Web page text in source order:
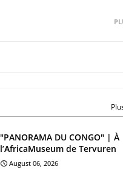
"PANORAMA DU CONGO" | À
l’AfricaMuseum de Tervuren
August 06, 2026